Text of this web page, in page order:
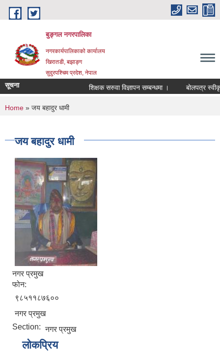
Skip to main content
बुङ्गल नगरपालिका
नगरकार्यपालिकाको कार्यालय
खिरातडी, बझाङ्ग
सुदुरपश्चिम प्रदेश, नेपाल
सूचना शिक्षक सरुवा विज्ञापन सम्बन्धमा । बोलपत्र
You are here
Home » जय बहादुर धामी
जय बहादुर धामी
नगर प्रमुख
फोन:
९८५११८७६००
नगर प्रमुख
Section: नगर प्रमुख
लोकप्रिय